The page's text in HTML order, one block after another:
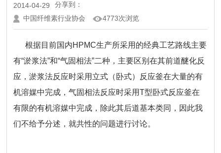
2014-04-29
分享到：
中国纤维素行业协会
4773次浏览
根据目前国内HPMC生产所采用的经典工艺路线主要
有“淤浆法”和“气固相法”二种，主要区别在其前道醚化反
应，淤浆法反应时采用立式（卧式）反应釜在大量的有
机溶媒中完成，气固相法反应时采用T型卧式反应釜在
有限的有机溶媒中完成，除此其后道基本类同，因此我
们不给予分述，就共性的问题进行讨论。